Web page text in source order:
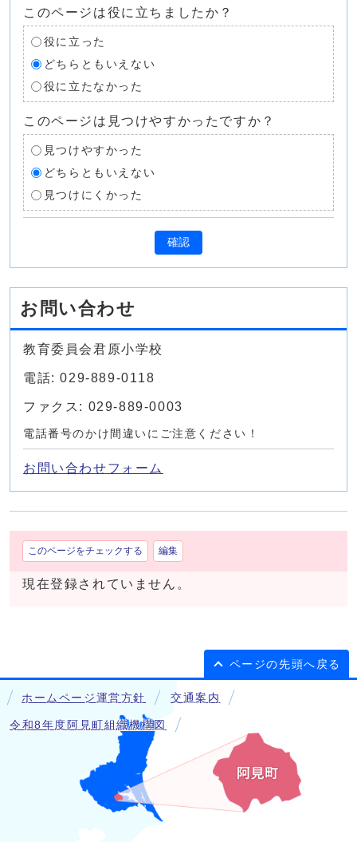
このページは役に立ちましたか？
役に立った
どちらともいえない
役に立たなかった
このページは見つけやすかったですか？
見つけやすかった
どちらともいえない
見つけにくかった
確認
お問い合わせ
教育委員会君原小学校
電話: 029-889-0118
ファクス: 029-889-0003
電話番号のかけ間違いにご注意ください！
お問い合わせフォーム
このページをチェックする 編集
現在登録されていません。
ページの先頭へ戻る
ホームページ運営方針 交通案内
令和8年度阿見町組織機構図